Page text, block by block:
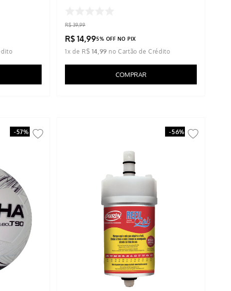
R$ 39,99
R$ 14,995% OFF NO PIX
1x de R$ 14,99
COMPRAR
-57% -56%